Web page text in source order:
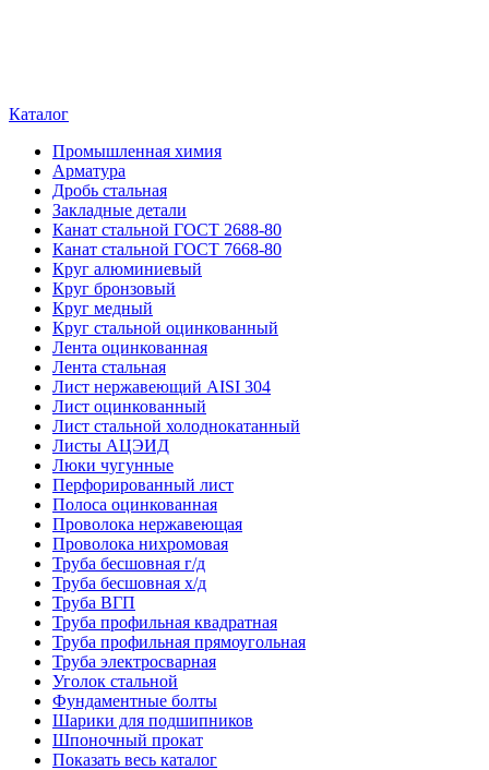
Каталог
Промышленная химия
Арматура
Дробь стальная
Закладные детали
Канат стальной ГОСТ 2688-80
Канат стальной ГОСТ 7668-80
Круг алюминиевый
Круг бронзовый
Круг медный
Круг стальной оцинкованный
Лента оцинкованная
Лента стальная
Лист нержавеющий AISI 304
Лист оцинкованный
Лист стальной холоднокатанный
Листы АЦЭИД
Люки чугунные
Перфорированный лист
Полоса оцинкованная
Проволока нержавеющая
Проволока нихромовая
Труба бесшовная г/д
Труба бесшовная х/д
Труба ВГП
Труба профильная квадратная
Труба профильная прямоугольная
Труба электросварная
Уголок стальной
Фундаментные болты
Шарики для подшипников
Шпоночный прокат
Показать весь каталог